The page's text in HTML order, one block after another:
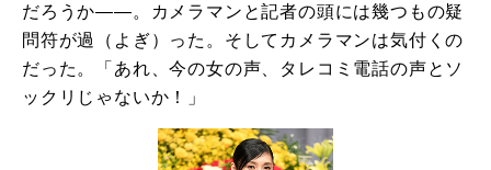
だろうか――。カメラマンと記者の頭には幾つもの疑
問符が過（よぎ）った。そしてカメラマンは気付くの
だった。「あれ、今の女の声、タレコミ電話の声とソ
ックリじゃないか！」